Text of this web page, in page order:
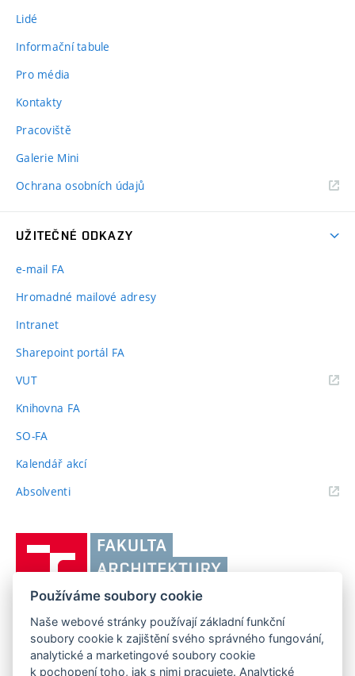
Lidé
Informační tabule
Pro média
Kontakty
Pracoviště
Galerie Mini
Ochrana osobních údajů
UŽITEČNÉ ODKAZY
e-mail FA
Hromadné mailové adresy
Intranet
Sharepoint portál FA
VUT(externí
Knihovna FA
SO-FA
Kalendář akcí
Absolventi(externí
Brně,
Fakulta
architektury
FAKULTA ARCHITEKTURY VUT V BRNĚ
Poříčí 273/5, 639 00 Brno
www.fa.vutbr.cz
Používáme soubory cookie
Naše webové stránky používají základní funkční
soubory cookie k zajištění svého správného fungování,
analytické a marketingové soubory cookie
k pochopení toho, jak s nimi pracujete. Analytické